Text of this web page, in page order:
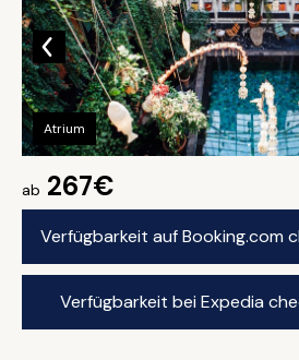
ab 267€
Verfügbarkeit auf Booking.com
Verfügbarkeit bei Expedia
Atrium